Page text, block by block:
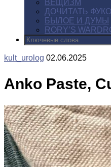
ВЕЩИЗМ
ДОЧИТАТЬ ФУКО
БЫЛОЕ И ДУМЫ
RORY’S
kult_urolog 02.06.2025
Anko Paste,